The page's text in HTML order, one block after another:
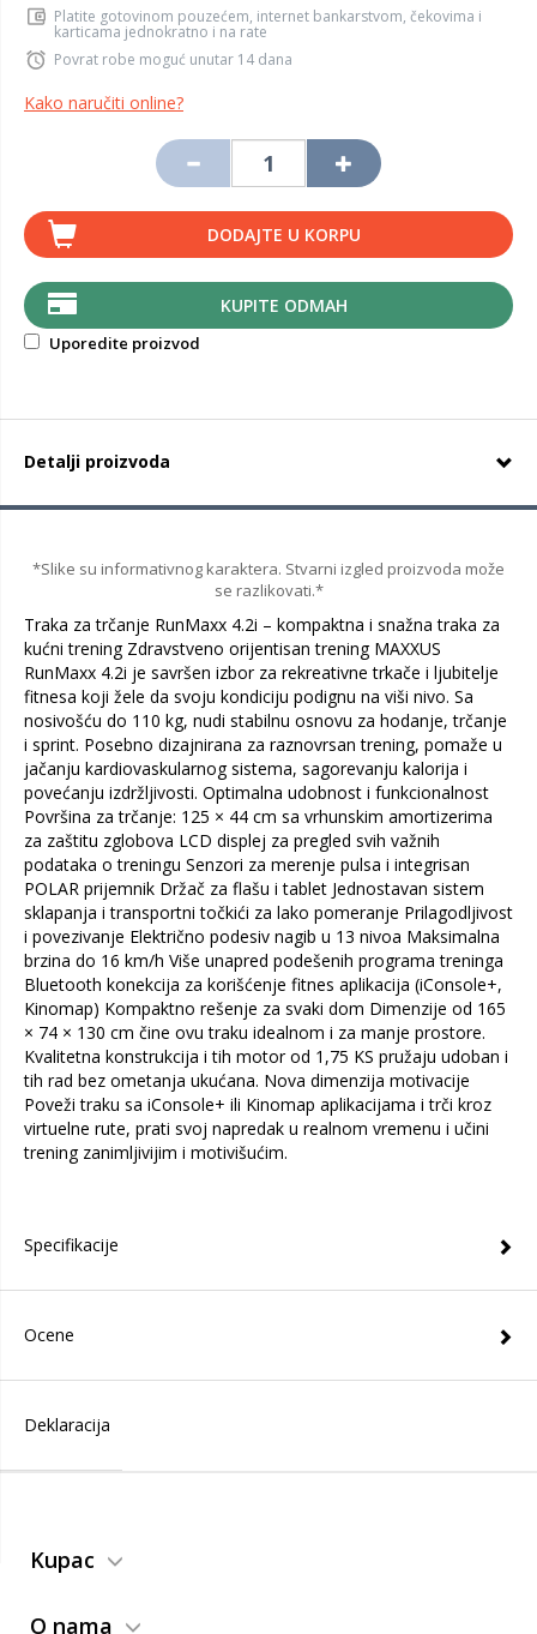
Platite gotovinom pouzećem, internet bankarstvom, čekovima i
karticama jednokratno i na rate
Povrat robe moguć unutar 14 dana
Kako naručiti online?
DODAJTE U KORPU
KUPITE ODMAH
Uporedite proizvod
Detalji proizvoda
*Slike su informativnog karaktera. Stvarni izgled proizvoda može
se razlikovati.*
Traka za trčanje RunMaxx 4.2i – kompaktna i snažna traka za
kućni trening Zdravstveno orijentisan trening MAXXUS
RunMaxx 4.2i je savršen izbor za rekreativne trkače i ljubitelje
fitnesa koji žele da svoju kondiciju podignu na viši nivo. Sa
nosivošću do 110 kg, nudi stabilnu osnovu za hodanje, trčanje
i sprint. Posebno dizajnirana za raznovrsan trening, pomaže u
jačanju kardiovaskularnog sistema, sagorevanju kalorija i
povećanju izdržljivosti. Optimalna udobnost i funkcionalnost
Površina za trčanje: 125 × 44 cm sa vrhunskim amortizerima
za zaštitu zglobova LCD displej za pregled svih važnih
podataka o treningu Senzori za merenje pulsa i integrisan
POLAR prijemnik Držač za flašu i tablet Jednostavan sistem
sklapanja i transportni točkići za lako pomeranje Prilagodljivost
i povezivanje Električno podesiv nagib u 13 nivoa Maksimalna
brzina do 16 km/h Više unapred podešenih programa treninga
Bluetooth konekcija za korišćenje fitnes aplikacija (iConsole+,
Kinomap) Kompaktno rešenje za svaki dom Dimenzije od 165
× 74 × 130 cm čine ovu traku idealnom i za manje prostore.
Kvalitetna konstrukcija i tih motor od 1,75 KS pružaju udoban i
tih rad bez ometanja ukućana. Nova dimenzija motivacije
Poveži traku sa iConsole+ ili Kinomap aplikacijama i trči kroz
virtuelne rute, prati svoj napredak u realnom vremenu i učini
trening zanimljivijim i motivišućim.
Specifikacije
Ocene
Deklaracija
Kupac
O nama